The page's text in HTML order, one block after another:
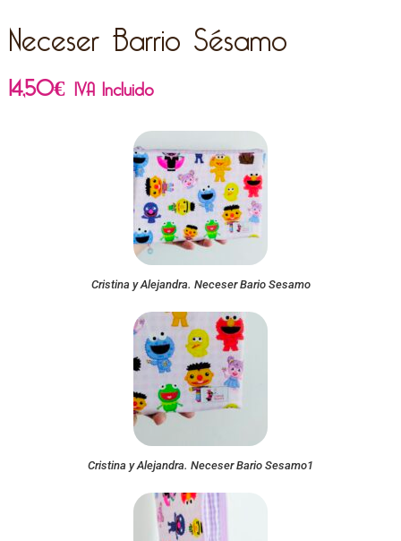
Neceser Barrio Sésamo
14,50€ IVA Incluido
Cristina y Alejandra. Neceser Bario Sesamo
Cristina y Alejandra. Neceser Bario Sesamo1